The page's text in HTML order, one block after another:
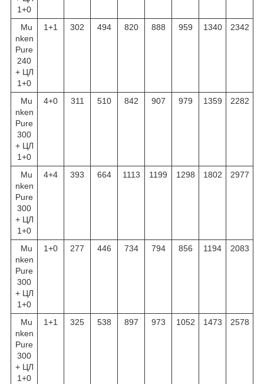
1+0
Mu
nken
Pure
240
+ ЦЛ
1+0
1+1 302 494 820 888 959 1340 2342
Mu
nken
Pure
300
+ ЦЛ
1+0
4+0 311 510 842 907 979 1359 2282
Mu
nken
Pure
300
+ ЦЛ
1+0
4+4 393 664 1113 1199 1298 1802 2977
Mu
nken
Pure
300
+ ЦЛ
1+0
1+0 277 446 734 794 856 1194 2083
Mu
nken
Pure
300
+ ЦЛ
1+0
1+1 325 538 897 973 1052 1473 2578